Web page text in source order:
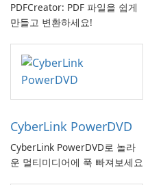
PDFCreator: PDF 파일을 쉽게
만들고 변환하세요!
CyberLink PowerDVD
CyberLink PowerDVD로 놀라
운 멀티미디어에 푹 빠져보세요